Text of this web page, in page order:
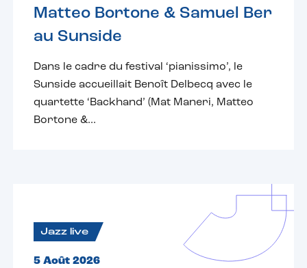
Matteo Bortone & Samuel Ber
au Sunside
Dans le cadre du festival ‘pianissimo’, le
Sunside accueillait Benoît Delbecq avec le
quartette ‘Backhand’ (Mat Maneri, Matteo
Bortone &...
Jazz live
5 Août 2026